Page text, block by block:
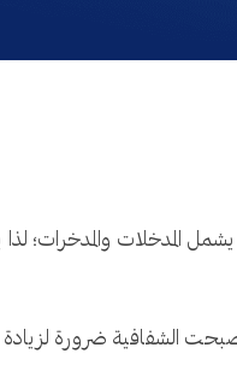
المدخلات
الشفافية ضرورة لزيادة